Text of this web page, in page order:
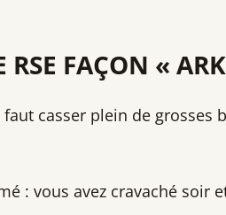
FAÇON «
casser plein de grosses
: vous avez cravaché